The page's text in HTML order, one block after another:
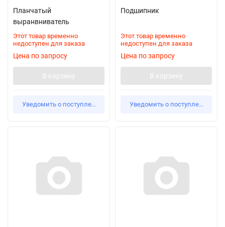
Планчатый
выранвниватель
Этот товар временно
недоступен для заказа
Цена по запросу
В корзину
Уведомить о поступлении
Подшипник
Этот товар временно
недоступен для заказа
Цена по запросу
В корзину
Уведомить о поступлении